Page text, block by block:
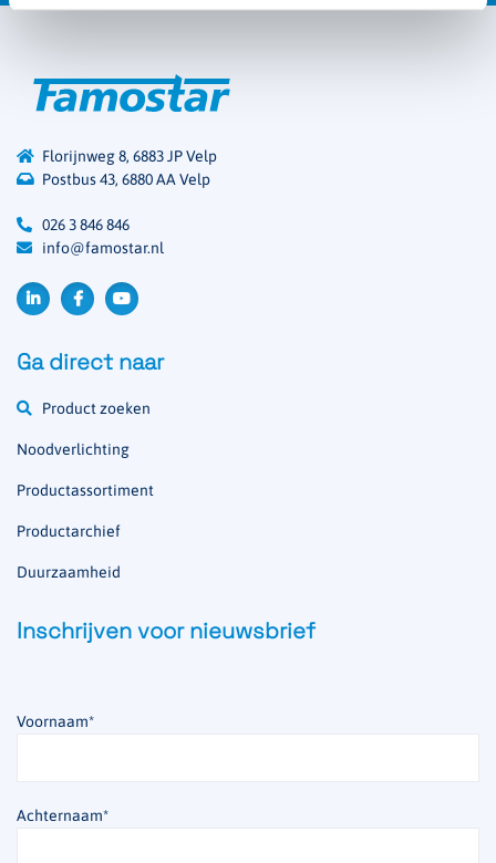
Florijnweg 8, 6883 JP Velp
Postbus 43, 6880 AA Velp
026 3 846 846
info@famostar.nl
Ga direct naar
Product zoeken
Noodverlichting
Productassortiment
Productarchief
Duurzaamheid
Inschrijven voor nieuwsbrief
Voornaam*
Achternaam*